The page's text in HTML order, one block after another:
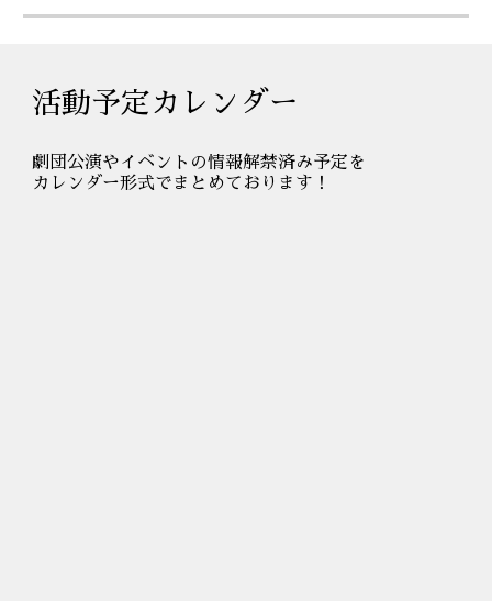
活動予定カレンダー
劇団公演やイベントの情報解禁済み予定を
カレンダー形式でまとめております！